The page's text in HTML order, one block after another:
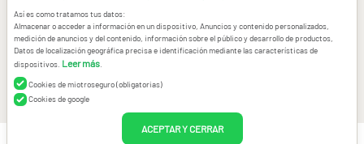
CONTACTAR
© Copyright miotroseguro.com 2026. Todos los derechos reservados
Images designed byFreepik
Así es como tratamos tus datos:
Almacenar o acceder a información en un dispositivo, Anuncios y contenido personalizados,
medición de anuncios y del contenido, información sobre el público y desarrollo de productos,
Datos de localización geográfica precisa e identificación mediante las características de
dispositivos. Leer más
Cookies de miotroseguro (obligatorias)
Cookies de google
ACEPTAR Y CERRAR